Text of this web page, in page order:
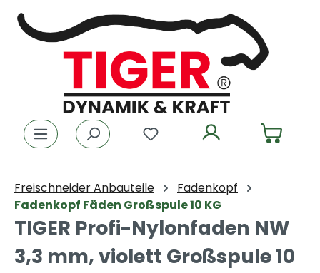
Zum Hauptinhalt springen
Du hast 0 Produkte auf
Freischneider Anbauteile
Fadenkopf
Fadenkopf Fäden Großspule 10 KG
TIGER Profi-Nylonfaden NW
3,3 mm, violett Großspule 10